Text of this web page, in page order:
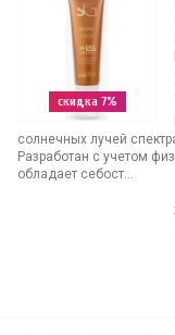
скидка 7%
солнечных лучей
Разработан с учетом
обладает себост...